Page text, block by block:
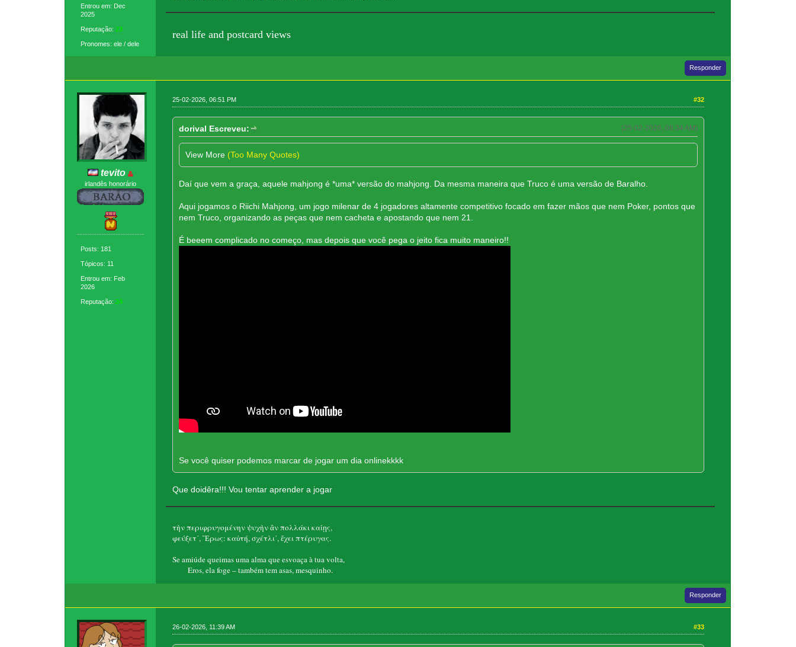
Entrou em: Dec
2025
Reputação:23
Pronomes: ele / dele
real life and postcard views
Responder
tevito
irlandês honorário
Posts: 181
Tópicos: 11
Entrou em: Feb
2026
Reputação:24
#32
25-02-2026, 06:51 PM
(25-02-2026, 08:34 AM)
dorival Escreveu:
View More (Too Many Quotes)
Daí que vem a graça, aquele mahjong é *uma* versão do mahjong. Da mesma maneira que Truco é uma versão de Baralho.
Aqui jogamos o Riichi Mahjong, um jogo milenar de 4 jogadores altamente competitivo focado em fazer mãos que nem Poker, pontos que
nem Truco, organizando as peças que nem cacheta e apostando que nem 21.
É beeem complicado no começo, mas depois que você pega o jeito fica muito maneiro!!
Se você quiser podemos marcar de jogar um dia onlinekkkk
Que doidêra!!! Vou tentar aprender a jogar
τὴν περιφρυγομένην ψυχὴν ἂν πολλάκι καίῃς,
φεύξετ᾽, Ἔρως: καὐτή, σχέτλι᾽, ἔχει πτέρυγας.
Se amiúde queimas uma alma que esvoaça à tua volta,
Eros, ela foge – também tem asas, mesquinho.
Responder
#33
26-02-2026, 11:39 AM